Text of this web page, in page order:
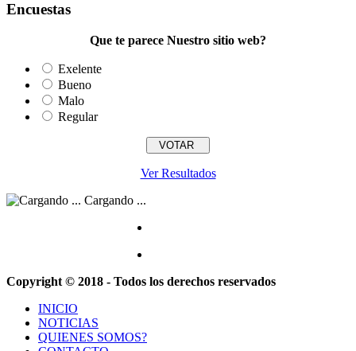
Encuestas
Que te parece Nuestro sitio web?
Exelente
Bueno
Malo
Regular
Ver Resultados
Cargando ...
Copyright © 2018 - Todos los derechos reservados
INICIO
NOTICIAS
QUIENES SOMOS?